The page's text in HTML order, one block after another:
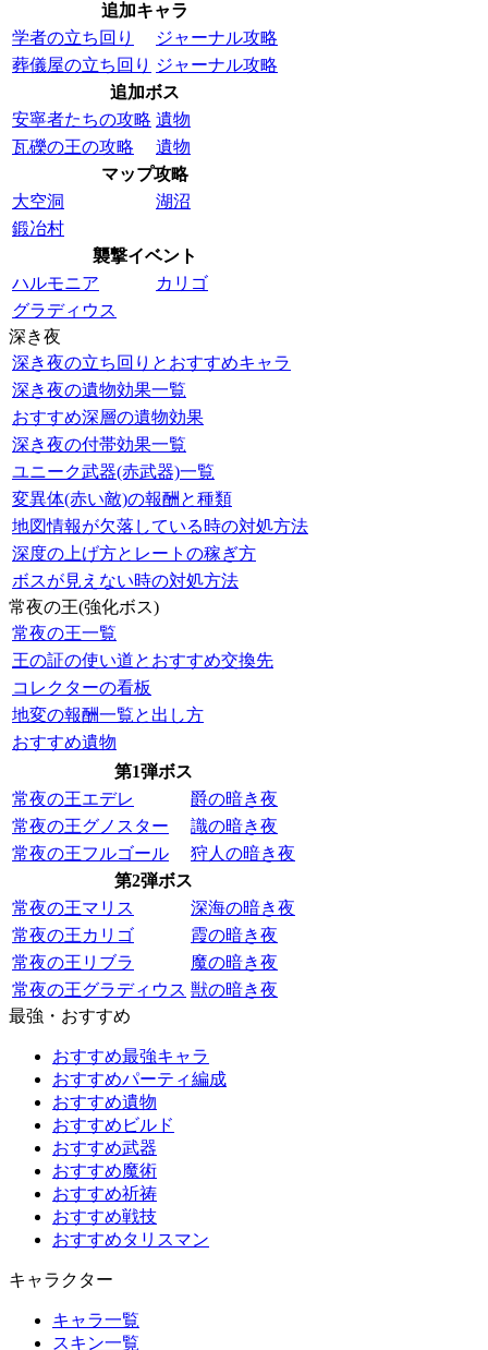
追加キャラ
学者の立ち回り
ジャーナル攻略
葬儀屋の立ち回り ジャーナル攻略
追加ボス
安寧者たちの攻略 遺物
瓦礫の王の攻略
遺物
マップ攻略
大空洞
湖沼
鍛冶村
襲撃イベント
ハルモニア
カリゴ
グラディウス
深き夜
深き夜の立ち回りとおすすめキャラ
深き夜の遺物効果一覧
おすすめ深層の遺物効果
深き夜の付帯効果一覧
ユニーク武器(赤武器)一覧
変異体(赤い敵)の報酬と種類
地図情報が欠落している時の対処方法
深度の上げ方とレートの稼ぎ方
ボスが見えない時の対処方法
常夜の王(強化ボス)
常夜の王一覧
王の証の使い道とおすすめ交換先
コレクターの看板
地変の報酬一覧と出し方
おすすめ遺物
第1弾ボス
常夜の王エデレ
爵の暗き夜
常夜の王グノスター
識の暗き夜
常夜の王フルゴール
狩人の暗き夜
第2弾ボス
常夜の王マリス
深海の暗き夜
常夜の王カリゴ
霞の暗き夜
常夜の王リブラ
魔の暗き夜
常夜の王グラディウス 獣の暗き夜
最強・おすすめ
おすすめ最強キャラ
おすすめパーティ編成
おすすめ遺物
おすすめビルド
おすすめ武器
おすすめ魔術
おすすめ祈祷
おすすめ戦技
おすすめタリスマン
キャラクター
キャラ一覧
スキン一覧